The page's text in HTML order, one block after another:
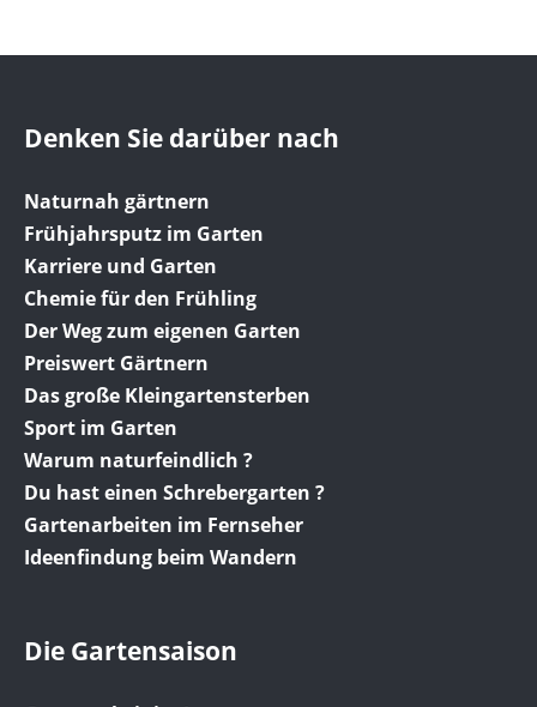
Denken Sie darüber nach
Naturnah gärtnern
Frühjahrsputz im Garten
Karriere und Garten
Chemie für den Frühling
Der Weg zum eigenen Garten
Preiswert Gärtnern
Das große Kleingartensterben
Sport im Garten
Warum naturfeindlich ?
Du hast einen Schrebergarten ?
Gartenarbeiten im Fernseher
Ideenfindung beim Wandern
Die Gartensaison